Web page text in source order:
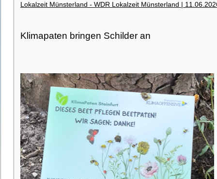
Lokalzeit Münsterland - WDR Lokalzeit Münsterland |
Klimapaten bringen Schilder an